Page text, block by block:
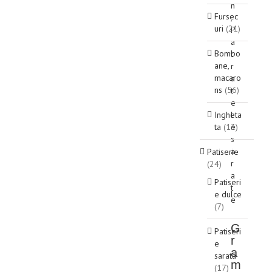
n
,
P
a
t
r
a
t
e
l
e
s
a
r
a
t
e
G
r
a
m
Fursec
uri (21)
Bombo
ane,
macaro
ns (56)
Ingheta
ta (13)
Patiserie
(24)
Patiseri
e dulce
(7)
Patiseri
e
sarata
(17)